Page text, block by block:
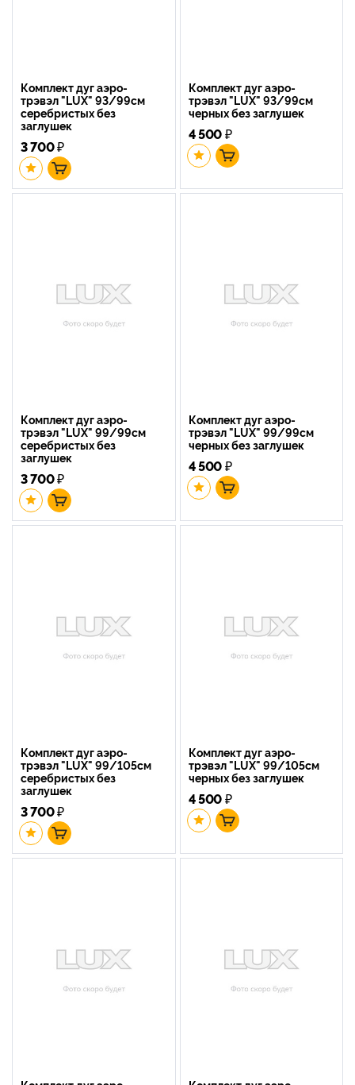
Комплект дуг аэро-
трэвэл "LUX" 93/99см
серебристых без
заглушек
3 700₽
Комплект дуг аэро-
трэвэл "LUX" 93/99см
черных без заглушек
4 500₽
Комплект дуг аэро-
трэвэл "LUX" 99/99см
серебристых без
заглушек
3 700₽
Комплект дуг аэро-
трэвэл "LUX" 99/99см
черных без заглушек
4 500₽
Комплект дуг аэро-
трэвэл "LUX" 99/105см
серебристых без
заглушек
3 700₽
Комплект дуг аэро-
трэвэл "LUX" 99/105см
черных без заглушек
4 500₽